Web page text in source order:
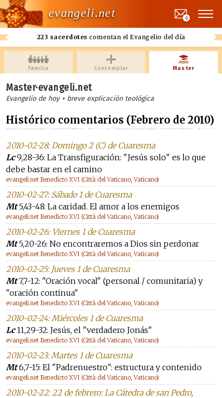
evangeli.net
223 sacerdotes comentan el Evangelio del día
0
Familia Contemplar Master
Master·evangeli.net
Evangelio de hoy + breve explicación teológica
Histórico comentarios (Febrero de 2010)
2010-02-28: Domingo 2 (C) de Cuaresma
Lc9,28-36: La Transfiguración: "Jesús solo" es lo que
debe bastar en el camino
evangeli.net Benedicto XVI (Città del Vaticano, Vaticano)
2010-02-27: Sábado 1 de Cuaresma
Mt5,43-48: La caridad. El amor a los enemigos
evangeli.net Benedicto XVI (Città del Vaticano, Vaticano)
2010-02-26: Viernes 1 de Cuaresma
Mt5,20-26: No encontraremos a Dios sin perdonar
evangeli.net Benedicto XVI (Città del Vaticano, Vaticano)
2010-02-25: Jueves 1 de Cuaresma
Mt7,7-12: "Oración vocal" (personal / comunitaria) y
"oración continua"
evangeli.net Benedicto XVI (Città del Vaticano, Vaticano)
2010-02-24: Miércoles 1 de Cuaresma
Lc11,29-32: Jesús, el "verdadero Jonás"
evangeli.net Benedicto XVI (Città del Vaticano, Vaticano)
2010-02-23: Martes 1 de Cuaresma
Mt6,7-15: El "Padrenuestro": estructura y contenido
evangeli.net Benedicto XVI (Città del Vaticano, Vaticano)
2010-02-22: 22 de febrero: La Cátedra de san Pedro,